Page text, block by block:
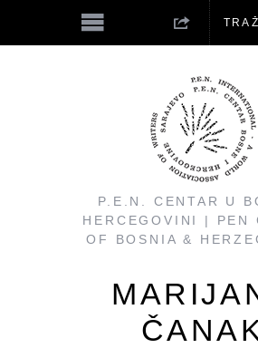
P.E.N. CENTAR U
HERCEGOVINI | PEN
OF BOSNIA &